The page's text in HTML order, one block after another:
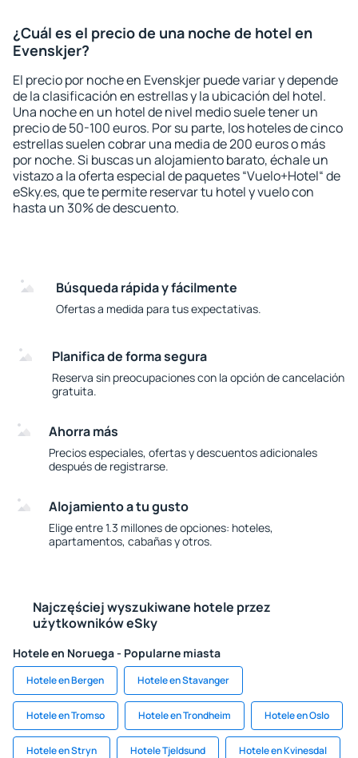
¿Cuál es el precio de una noche de hotel en
Evenskjer?
El precio por noche en Evenskjer puede variar y depende
de la clasificación en estrellas y la ubicación del hotel.
Una noche en un hotel de nivel medio suele tener un
precio de 50-100 euros. Por su parte, los hoteles de cinco
estrellas suelen cobrar una media de 200 euros o más
por noche. Si buscas un alojamiento barato, échale un
vistazo a la oferta especial de paquetes “Vuelo+Hotel“ de
eSky.es, que te permite reservar tu hotel y vuelo con
hasta un 30% de descuento.
Búsqueda rápida y fácilmente
Ofertas a medida para tus expectativas.
Planifica de forma segura
Reserva sin preocupaciones con la opción de cancelación
gratuita.
Ahorra más
Precios especiales, ofertas y descuentos adicionales
después de registrarse.
Alojamiento a tu gusto
Elige entre 1.3 millones de opciones: hoteles,
apartamentos, cabañas y otros.
Najczęściej wyszukiwane hotele przez
użytkowników eSky
Hotele en Noruega - Popularne miasta
Hotele en Bergen Hotele en Stavanger
Hotele en Tromso Hotele en Trondheim Hotele en Oslo
Hotele en Stryn Hotele Tjeldsund Hotele en Kvinesdal